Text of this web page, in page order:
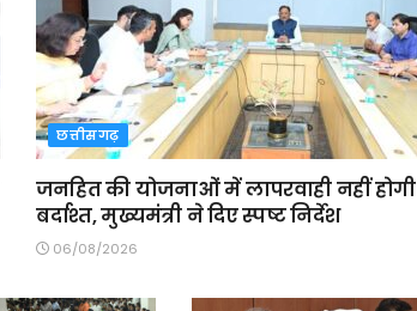
छत्तीसगढ़
जनहित की योजनाओं में लापरवाही नहीं होगी
बर्दाश्त, मुख्यमंत्री ने दिए स्पष्ट निर्देश
06/08/2026